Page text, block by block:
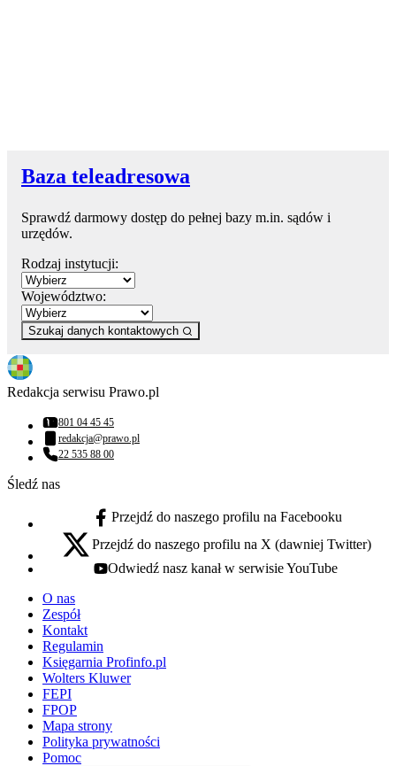
Baza teleadresowa
Sprawdź darmowy dostęp do pełnej bazy m.in. sądów i
urzędów.
Rodzaj instytucji:
Województwo:
Szukaj danych kontaktowych
Redakcja serwisu Prawo.pl
Numer telefonu:
801 04 45 45
Adres email:
redakcja@prawo.pl
Numer telefonu:
22 535 88 00
Śledź nas
facebook - otwiera się w nowej karcie
Przejdź do naszego profilu na Facebooku
x - otwiera się w nowej karcie
Przejdź do naszego profilu na X (dawniej Twitter)
youtube - otwiera się w nowej karcie
Odwiedź nasz kanał w serwisie YouTube
O nas
Zespół
Kontakt
Regulamin
Księgarnia Profinfo.pl
Wolters Kluwer
FEPI
FPOP
Mapa strony
Polityka prywatności
Pomoc